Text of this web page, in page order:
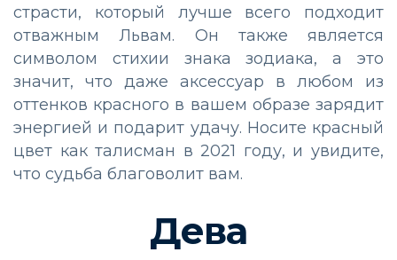
страсти, который лучше всего подходит
отважным Львам. Он также является
символом стихии знака зодиака, а это
значит, что даже аксессуар в любом из
оттенков красного в вашем образе зарядит
энергией и подарит удачу. Носите красный
цвет как талисман в 2021 году, и увидите,
что судьба благоволит вам.
Дева